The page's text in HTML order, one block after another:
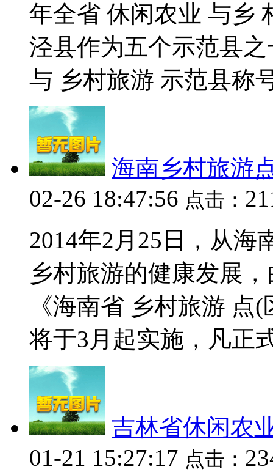
年全省 休闲农业 与乡
泾县作为五个示范县
与 乡村旅游 示范县称
海南乡村旅游
02-26 18:47:56 点击：
2014年2月25日，从海
乡村旅游的健康发展
《海南省 乡村旅游
将于3月起实施，凡正
吉林省休闲农
01-21 15:27:17 点击：